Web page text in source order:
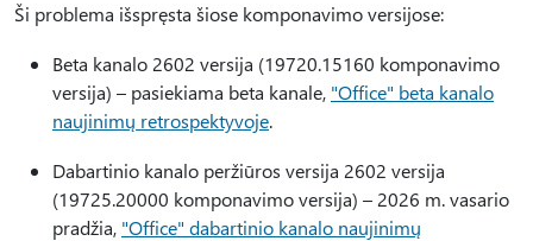
Ši problema išspręsta šiose komponavimo versijose:
Beta kanalo 2602 versija (19720.15160 komponavimo
versija) – pasiekiama beta kanale, "Office" beta kanalo
naujinimų retrospektyvoje.
Dabartinio kanalo peržiūros versija 2602 versija
(19725.20000 komponavimo versija) – 2026 m. vasario
pradžia, "Office" dabartinio kanalo naujinimų